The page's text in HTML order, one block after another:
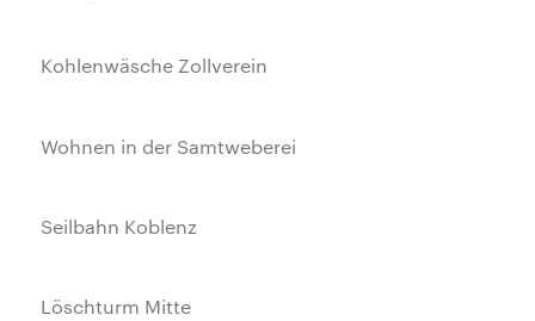
Kohlenwäsche Zollverein
Wohnen in der Samtweberei
Seilbahn Koblenz
Löschturm Mitte